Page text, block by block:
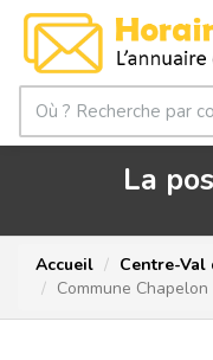
La
Accueil Centre-Val
Commune Chapelon